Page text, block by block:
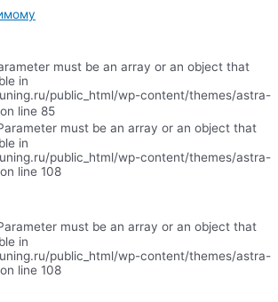
must be an array or an object that
in
public_html/wp-content/themes/astra-
line 85
must be an array or an object that
in
public_html/wp-content/themes/astra-
line 108
must be an array or an object that
in
public_html/wp-content/themes/astra-
line 108